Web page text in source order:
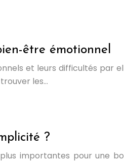
être émotionnel
et leurs difficultés par
les…
?
importantes pour une